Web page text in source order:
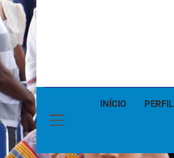
INÍCIO PERFIL